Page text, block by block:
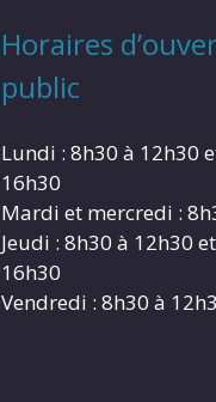
Horaires
public
Lundi : 8h30 à 12h30
16h30
Mardi et mercredi :
Jeudi : 8h30 à 12h30
16h30
Vendredi : 8h30 à